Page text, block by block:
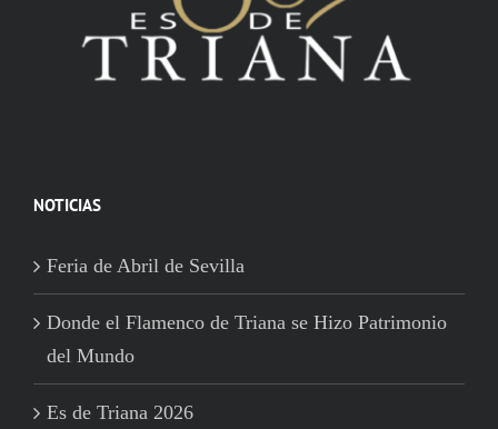
NOTICIAS
Feria de Abril de Sevilla
Donde el Flamenco de Triana se Hizo Patrimonio
del Mundo
Es de Triana 2026